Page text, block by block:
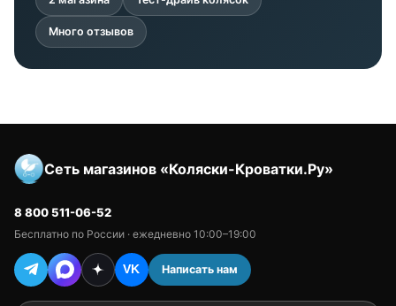
Много отзывов
Сеть магазинов «Коляски-Кроватки.Ру»
8 800 511-06-52
Бесплатно по России · ежедневно 10:00–19:00
VK Написать нам